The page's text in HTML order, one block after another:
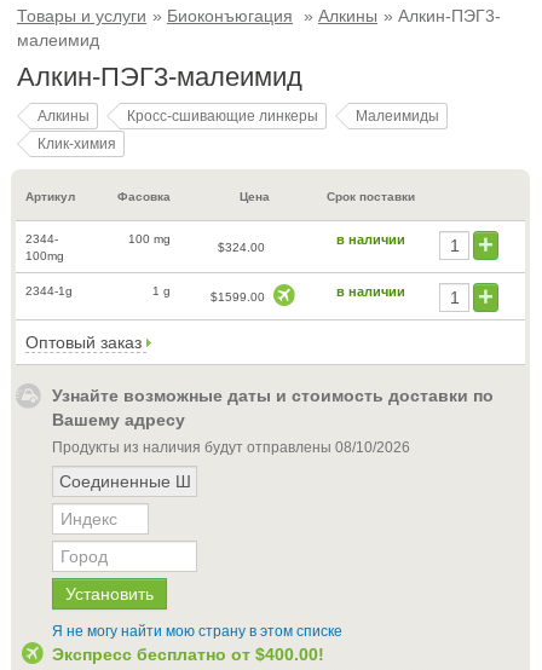
Товары и услуги Биоконъюгация Алкины
Алкин-ПЭГ3-
малеимид
Алкин-ПЭГ3-малеимид
Алкины Кросс-сшивающие линкеры
Малеимиды
Клик-химия
Артикул Фасовка Цена Срок поставки
2344-
100mg
100 mg
$324.00
в наличии
2344-1g 1 g $1599.00 в наличии
Оптовый заказ
Узнайте возможные даты и стоимость доставки по
Вашему адресу
Продукты из наличия будут отправлены 08/10/2026
Я не могу найти мою страну в этом списке
Экспресс бесплатно от $400.00!